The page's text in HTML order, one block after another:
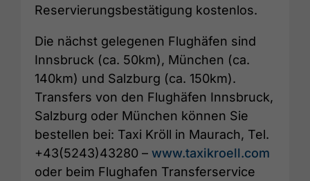
Reservierungsbestätigung kostenlos.
Die nächst gelegenen Flughäfen sind
Innsbruck (ca. 50km), München (ca.
140km) und Salzburg (ca. 150km).
Transfers von den Flughäfen Innsbruck,
Salzburg oder München können Sie
bestellen bei: Taxi Kröll in Maurach, Tel.
+43(5243)43280 – www.taxikroell.com
oder beim Flughafen Transferservice